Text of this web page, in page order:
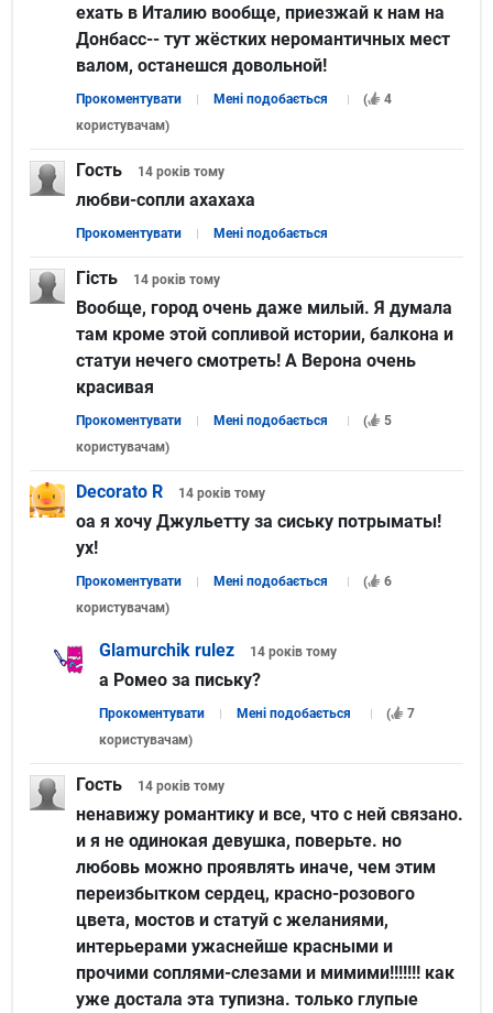
ехать в Италию вообще, приезжай к нам на
Донбасс-- тут жёстких неромантичных мест
валом, останешся довольной!
Прокоментувати Мені подобається (
4
користувачам)
Гость 14 років тому
любви-сопли ахахаха
Прокоментувати Мені подобається
Гість 14 років тому
Вообще, город очень даже милый. Я думала
там кроме этой сопливой истории, балкона и
статуи нечего смотреть! А Верона очень
красивая
Прокоментувати Мені подобається (
5
користувачам)
Decorato R 14 років тому
оа я хочу Джульетту за сиську потрыматы!
ух!
Прокоментувати Мені подобається (
6
користувачам)
Glamurchik rulez 14 років тому
а Ромео за письку?
Прокоментувати Мені подобається (
7
користувачам)
Гость 14 років тому
ненавижу романтику и все, что с ней связано.
и я не одинокая девушка, поверьте. но
любовь можно проявлять иначе, чем этим
переизбытком сердец, красно-розового
цвета, мостов и статуй с желаниями,
интерьерами ужаснейше красными и
прочими соплями-слезами и мимими!!!!!!! как
уже достала эта тупизна. только глупые